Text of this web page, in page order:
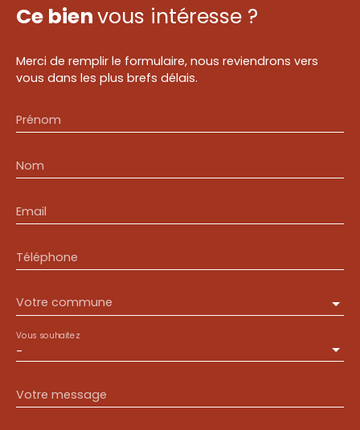
Ce bienvous intéresse ?
Merci de remplir le formulaire, nous reviendrons vers
vous dans les plus brefs délais.
Prénom
Nom
Email
Téléphone
Votre commune
-
Vous souhaitez
Votre message